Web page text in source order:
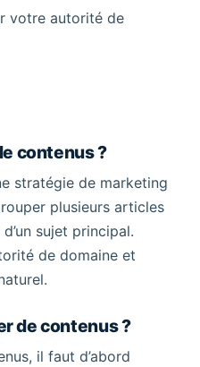
votre autorité de
contenus ?
stratégie de marketing
plusieurs articles
sujet principal.
de domaine et
de contenus ?
il faut d’abord